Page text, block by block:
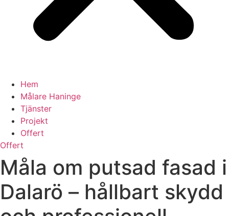
Hem
Målare Haninge
Tjänster
Projekt
Offert
Offert
Måla om putsad fasad i
Dalarö – hållbart skydd